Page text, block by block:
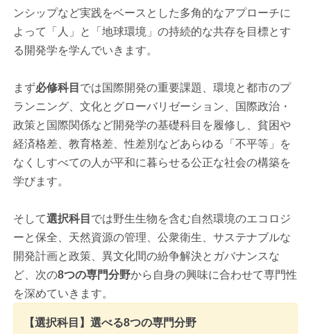
ンシップなど実践をベースとした多角的なアプローチに
よって「人」と「地球環境」の持続的な共存を目標とす
る開発学を学んでいきます。
まず必修科目 では国際開発の重要課題、環境と都市のプ
ランニング、文化とグローバリゼーション、国際政治・
政策と国際関係など開発学の基礎科目を履修し、貧困や
経済格差、教育格差、性差別などあらゆる「不平等」を
なくしすべての人が平和に暮らせる公正な社会の構築を
学びます。
そして選択科目 では野生生物を含む自然環境のエコロジ
ーと保全、天然資源の管理、公衆衛生、サステナブルな
開発計画と政策、異文化間の紛争解決とガバナンスな
ど、次の8つの専門分野から自身の興味に合わせて専門性
を深めていきます。
【選択科目】選べる8つの専門分野